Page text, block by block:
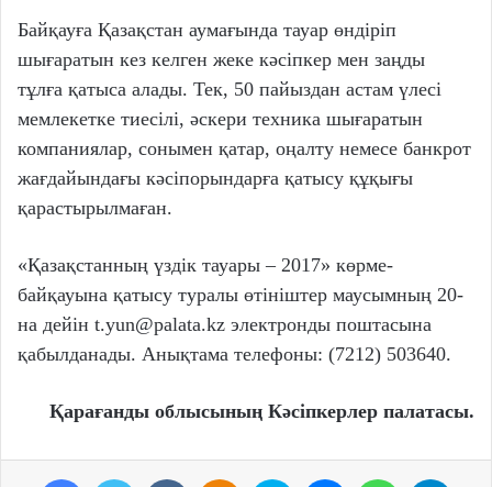
Байқауға Қазақстан аумағында тауар өндіріп
шығаратын кез келген жеке кәсіпкер мен заңды
тұлға қатыса алады. Тек, 50 пайыздан астам үлесі
мемлекетке тиесілі, әскери техника шығаратын
компания­лар, сонымен қатар, оңалту немесе банкрот
жағдайындағы кәсіпорындарға қатысу құқығы
қарастырылмаған.
«Қазақстанның үздік тауары – 2017» көрме-
байқауына қатысу туралы өтініштер маусымның 20-
на дейін t.yun@palata.kz электронды поштасына
қабылданады. Анықтама телефоны: (7212) 503640.
Қарағанды облысының Кәсіпкерлер палатасы.